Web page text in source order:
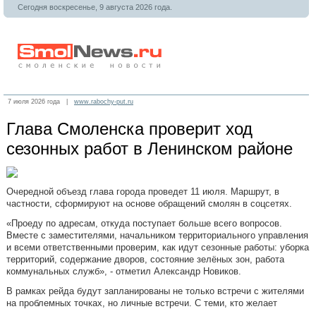
Сегодня воскресенье, 9 августа 2026 года.
7 июля 2026 года | www.rabochy-put.ru
Глава Смоленска проверит ход
сезонных работ в Ленинском районе
Очередной объезд глава города проведет 11 июля. Маршрут, в
частности, сформируют на основе обращений смолян в соцсетях.
«Проеду по адресам, откуда поступает больше всего вопросов.
Вместе с заместителями, начальником территориального управления
и всеми ответственными проверим, как идут сезонные работы: уборка
территорий, содержание дворов, состояние зелёных зон, работа
коммунальных служб», - отметил Александр Новиков.
В рамках рейда будут запланированы не только встречи с жителями
на проблемных точках, но личные встречи. С теми, кто желает